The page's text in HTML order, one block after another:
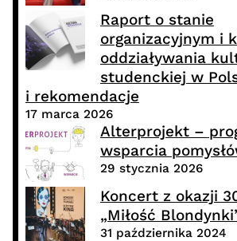
Raport o stanie
organizacyjnym i
oddziaływania
studenckiej w
i rekomendacje
17 marca 2026
Alterprojekt –
wsparcia
29 stycznia 2026
Koncert z okazji
„Miłość
31 października 2024